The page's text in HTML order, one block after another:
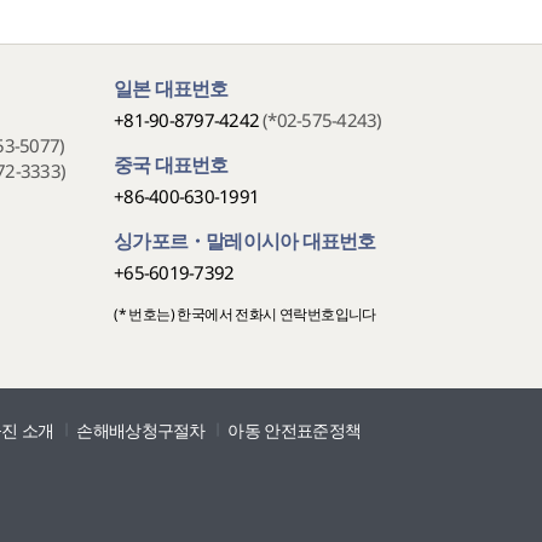
5077)
3333)
일본 대표번호
+81-90-8797-4242(*02-575-4243)
중국 대표번호
+86-400-630-1991
싱가포르・말레이시아 대표번호
+65-6019-7392
(* 번호는) 한국에서 전화시 연락번호입니다
소개 손해배상청구절차 아동 안전표준정책